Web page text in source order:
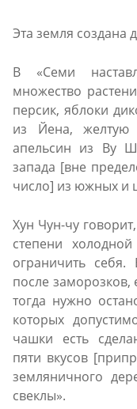
Эта земля создана
В «Семи
множество
персик, яблоки
из Йена,
апельсин из Ву
запада [вне
число] из южных и
Хун Чун-чу
степени
ограничить
после
тогда нужно
которых
чашки есть
пяти вкусов
земляничного
свеклы».